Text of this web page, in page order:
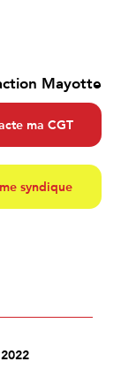
Mayotte
ma CGT
syndique